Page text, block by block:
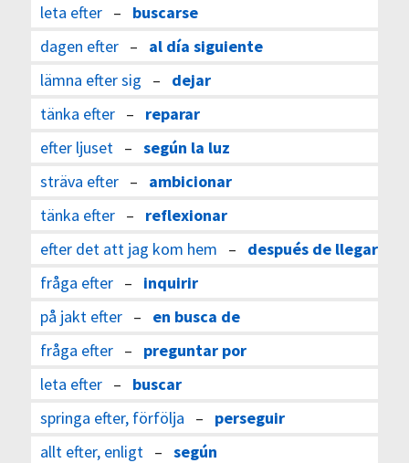
leta efter– buscarse
dagen efter– al día siguiente
lämna efter sig – dejar
tänka efter– reparar
efter ljuset– según la luz
sträva efter– ambicionar
tänka efter– reflexionar
efter det att jag kom hem – después de llegar
fråga efter– inquirir
på jakt efter– en busca de
fråga efter– preguntar por
leta efter– buscar
springa efter, förfölja – perseguir
allt efter, enligt– según